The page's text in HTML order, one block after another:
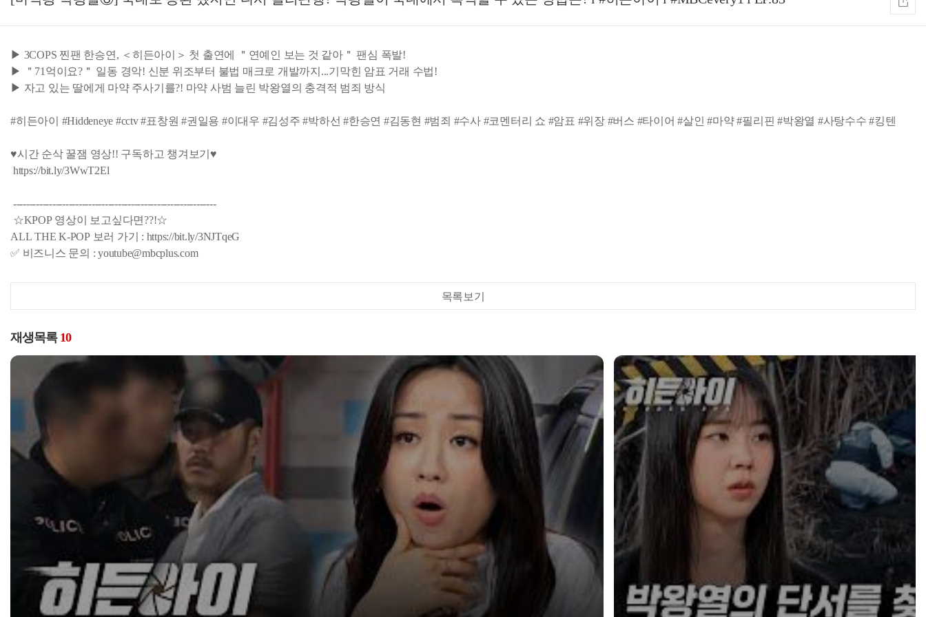
▶ 3COPS 찐팬 한승연, ＜히든아이＞ 첫 출연에 ＂연예인 보는 것 같아＂ 팬심 폭발!
▶ ＂71억이요?＂ 일동 경악! 신분 위조부터 불법 매크로 개발까지...기막힌 암표 거래 수법!
▶ 자고 있는 딸에게 마약 주사기를?! 마약 사범 늘린 박왕열의 충격적 범죄 방식
#히든아이 #Hiddeneye #cctv #표창원 #권일용 #이대우 #김성주 #박하선 #한승연 #김동현 #범죄 #수사 #코멘터리 쇼 #암표 #위장 #버스 #타이어 #살인 #마약 #필리핀 #박왕열 #사탕수수 #킹텐
♥시간 순삭 꿀잼 영상!! 구독하고 챙겨보기♥
https://bit.ly/3WwT2El
--------------------------------------------------------------
☆KPOP 영상이 보고싶다면??!☆
ALL THE K-POP 보러 가기 : https://bit.ly/3NJTqeG
✅ 비즈니스 문의 : youtube@mbcplus.com
목록보기
재생목록 10